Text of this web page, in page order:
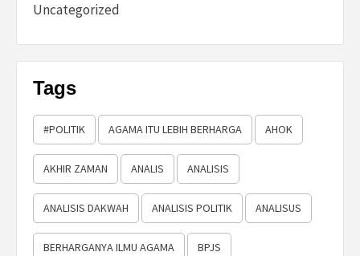
Uncategorized
Tags
#POLITIK AGAMA ITU LEBIH BERHARGA AHOK
AKHIR ZAMAN ANALIS ANALISIS
ANALISIS DAKWAH ANALISIS POLITIK ANALISUS
BERHARGANYA ILMU AGAMA BPJS